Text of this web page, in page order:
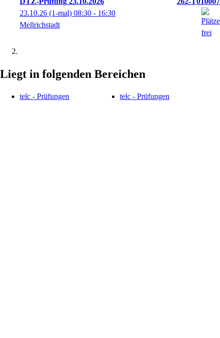
23.10.26 (1-mal) 08:30 - 16:30
Mellrichstadt
Liegt in folgenden Bereichen
telc - Prüfungen telc - Prüfungen